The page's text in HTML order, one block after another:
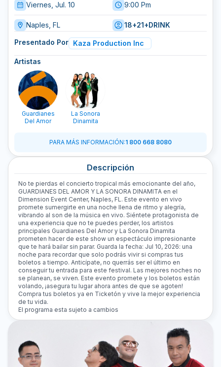
Viernes, Jul. 10 9:00 Pm
Naples, FL 18+21+DRINK
Presentado Por Kaza Production Inc
Artistas
Guardianes
Del Amor
La Sonora
Dinamita
PARA MÁS INFORMACIÓN:1 800 668 8080
Descripción
No te pierdas el concierto tropical más emocionante del año,
GUARDIANES DEL AMOR Y LA SONORA DINAMITA en el
Dimension Event Center, Naples, FL. Este evento en vivo
promete sumergirte en una noche llena de ritmo y alegría,
vibrando al son de la música en vivo. Siéntete protagonista de
una experiencia que no te puedes perder, los artistos
principales Guardianes Del Amor y La Sonora Dinamita
prometen hacer de este show un espectáculo impresionante
que te hará bailar sin parar. Guarda la fecha: Jul 10, 2026: una
noche para recordar que solo podrás vivir si compras tus
boletos a tiempo. Anticípate, no querrás ser el último en
conseguir tu entrada para este festival. Las mejores noches no
se planean, se viven. Este evento promete y los boletos están
volando, ¡asegura tu lugar ahora antes de que se agoten!
Compra tus boletos ya en Ticketón y vive la mejor experiencia
de tu vida.
El programa esta sujeto a cambios